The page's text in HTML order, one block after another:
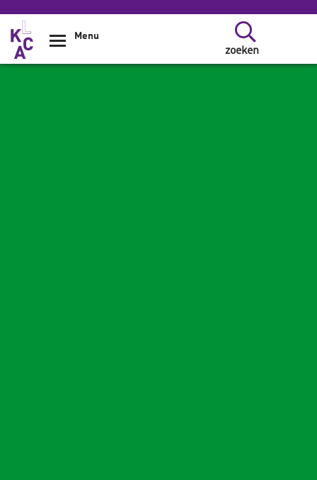
Overslaan en naar de inhoud gaan
zoeken
Menu